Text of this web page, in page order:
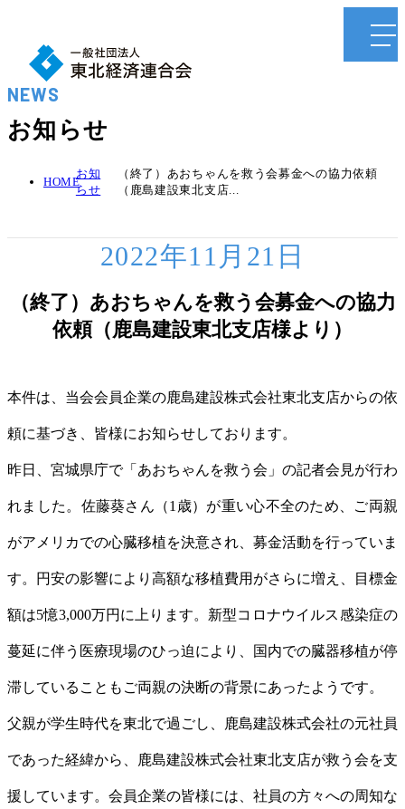
NEWS
お知らせ
HOME
お知
らせ
（終了）あおちゃんを救う会募金への協力依頼
（鹿島建設東北支店...
2022年11月21日
（終了）あおちゃんを救う会募金への協力
依頼（鹿島建設東北支店様より）
本件は、当会会員企業の鹿島建設株式会社東北支店からの依
頼に基づき、皆様にお知らせしております。
昨日、宮城県庁で「あおちゃんを救う会」の記者会見が行わ
れました。佐藤葵さん（1歳）が重い心不全のため、ご両親
がアメリカでの心臓移植を決意され、募金活動を行っていま
す。円安の影響により高額な移植費用がさらに増え、目標金
額は5憶3,000万円に上ります。新型コロナウイルス感染症の
蔓延に伴う医療現場のひっ迫により、国内での臓器移植が停
滞していることもご両親の決断の背景にあったようです。
父親が学生時代を東北で過ごし、鹿島建設株式会社の元社員
であった経緯から、鹿島建設株式会社東北支店が救う会を支
援しています。会員企業の皆様には、社員の方々への周知な